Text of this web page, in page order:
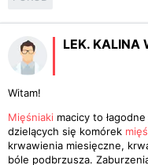
LEK. KALINA
Witam!
Mięśniaki macicy to
dzielących się komórek
krwawienia miesięczne,
bóle podbrzusza.